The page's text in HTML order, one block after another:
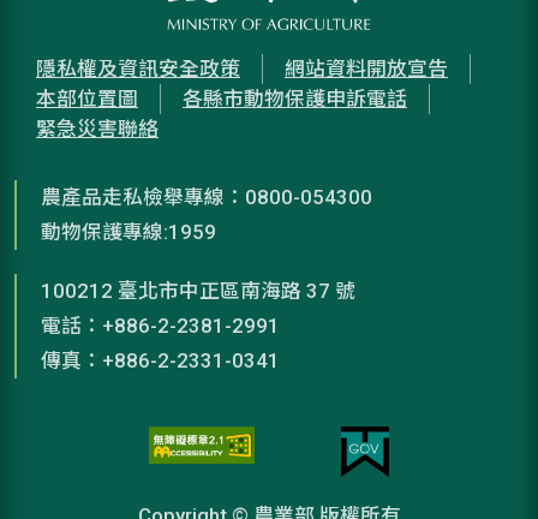
隱私權及資訊安全政策
網站資料開放宣告
本部位置圖
各縣市動物保護申訴電話
緊急災害聯絡
農產品走私檢舉專線：0800-054300
動物保護專線:1959
100212 臺北市中正區南海路 37 號
電話：+886-2-2381-2991
傳真：+886-2-2331-0341